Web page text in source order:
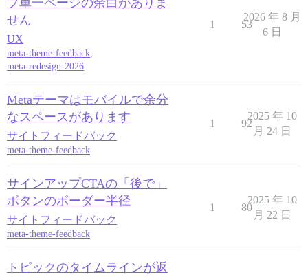
プ単一ページの余白がありま
せん
UX
meta-theme-feedback,
meta-redesign-2026
1 53
2026 年 8 月
6 日
Metaテーマはモバイルで余分
なスペースがあります
サイトフィードバック
meta-theme-feedback
1 92
2025 年 10
月 24 日
サインアップCTAの「後で」
ボタンのボーダー半径
サイトフィードバック
meta-theme-feedback
1 80
2025 年 10
月 22 日
トピックのタイムラインが返